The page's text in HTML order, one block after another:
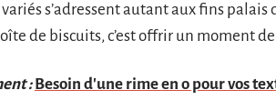
s’adressent autant aux fins
de biscuits, c’est offrir un moment
: Besoin d'une rime en o pour vos